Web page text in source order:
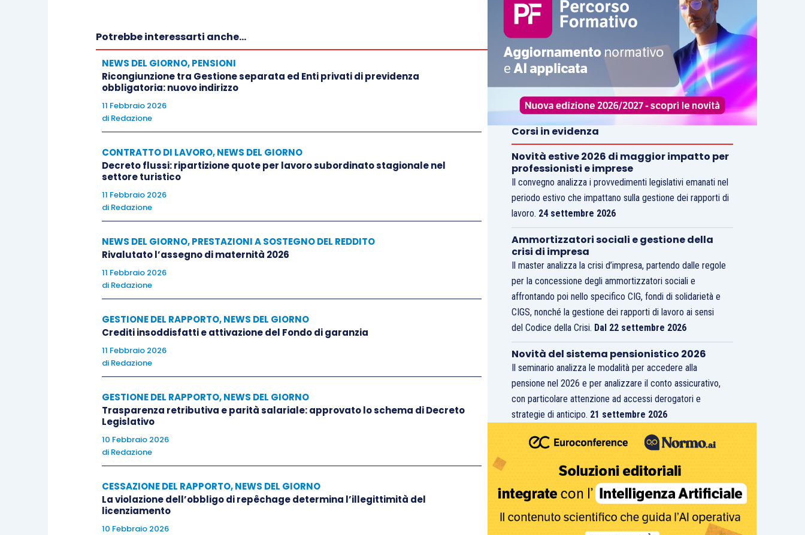
Potrebbe interessarti anche...
NEWS DEL GIORNO,PENSIONI
Ricongiunzione tra Gestione separata ed Enti privati di previdenza
obbligatoria: nuovo indirizzo
11 Febbraio 2026
di Redazione
CONTRATTO DI LAVORO,NEWS DEL GIORNO
Decreto flussi: ripartizione quote per lavoro subordinato stagionale nel
settore turistico
11 Febbraio 2026
di Redazione
NEWS DEL GIORNO,PRESTAZIONI A SOSTEGNO DEL REDDITO
Rivalutato l’assegno di maternità 2026
11 Febbraio 2026
di Redazione
GESTIONE DEL RAPPORTO,NEWS DEL GIORNO
Crediti insoddisfatti e attivazione del Fondo di garanzia
11 Febbraio 2026
di Redazione
GESTIONE DEL RAPPORTO,NEWS DEL GIORNO
Trasparenza retributiva e parità salariale: approvato lo schema di Decreto
Legislativo
10 Febbraio 2026
di Redazione
CESSAZIONE DEL RAPPORTO,NEWS DEL GIORNO
La violazione dell’obbligo di repêchage determina l’illegittimità del
licenziamento
10 Febbraio 2026
Corsi in evidenza
Novità estive 2026 di maggior impatto per
professionisti e imprese
Il convegno analizza i provvedimenti legislativi emanati nel
periodo estivo che impattano sulla gestione dei rapporti di
lavoro. 24 settembre 2026
Ammortizzatori sociali e gestione della
crisi di impresa
Il master analizza la crisi d’impresa, partendo dalle regole
per la concessione degli ammortizzatori sociali e
affrontando poi nello specifico CIG, fondi di solidarietà e
CIGS, nonché la gestione dei rapporti di lavoro ai sensi
del Codice della Crisi. Dal 22 settembre 2026
Novità del sistema pensionistico 2026
Il seminario analizza le modalità per accedere alla
pensione nel 2026 e per analizzare il conto assicurativo,
con particolare attenzione ad accessi derogatori e
strategie di anticipo. 21 settembre 2026